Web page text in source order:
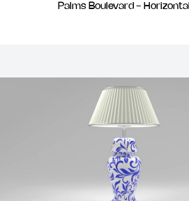
Palms Boulevard - Horizontal